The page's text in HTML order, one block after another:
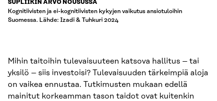
SUPLIIKIN ARVO NOUSUSSA
Kognitiivisten ja ei-kognitiivisten kykyjen vaikutus ansiotuloihin
Suomessa. Lähde: Izadi & Tuhkuri 2024
Mihin taitoihin tulevaisuuteen katsova hallitus – tai
yksilö – siis investoisi? Tulevaisuuden tärkeimpiä aloja
on vaikea ennustaa. Tutkimusten mukaan edellä
mainitut korkeamman tason taidot ovat kuitenkin